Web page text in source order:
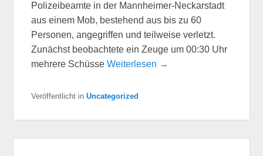
Polizeibeamte in der Mannheimer-Neckarstadt
aus einem Mob, bestehend aus bis zu 60
Personen, angegriffen und teilweise verletzt.
Zunächst beobachtete ein Zeuge um 00:30 Uhr
mehrere SchüsseWeiterlesen →
Veröffentlicht in Uncategorized